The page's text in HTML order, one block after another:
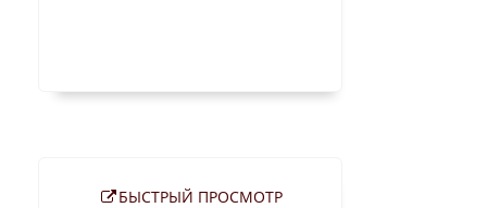
БЫСТРЫЙ ПРОСМОТР